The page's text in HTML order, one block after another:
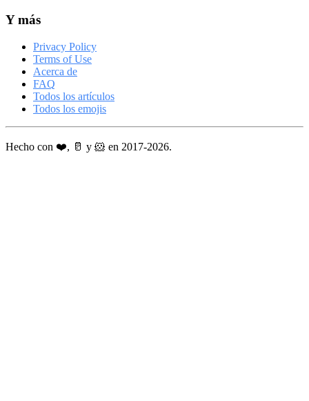
Y más
Privacy Policy
Terms of Use
Acerca de
FAQ
Todos los artículos
Todos los emojis
Hecho con ❤️, 🥛 y 🐹 en 2017-2026.